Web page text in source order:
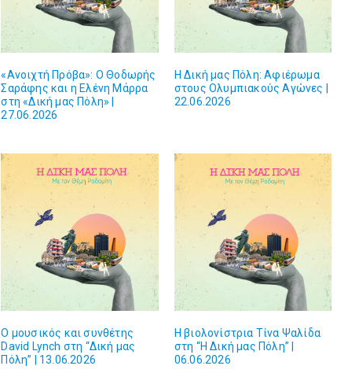
«Ανοιχτή Πρόβα»: Ο Θοδωρής
Σαράφης και η Ελένη Μάρρα
στη «Δική μας Πόλη» |
27.06.2026
Η Δική μας Πόλη: Αφιέρωμα
στους Ολυμπιακούς Αγώνες |
22.06.2026
O μουσικός και συνθέτης
David Lynch στη “Δική μας
Πόλη” | 13.06.2026
H βιολονίστρια Τίνα Ψαλίδα
στη “Η Δική μας Πόλη” |
06.06.2026